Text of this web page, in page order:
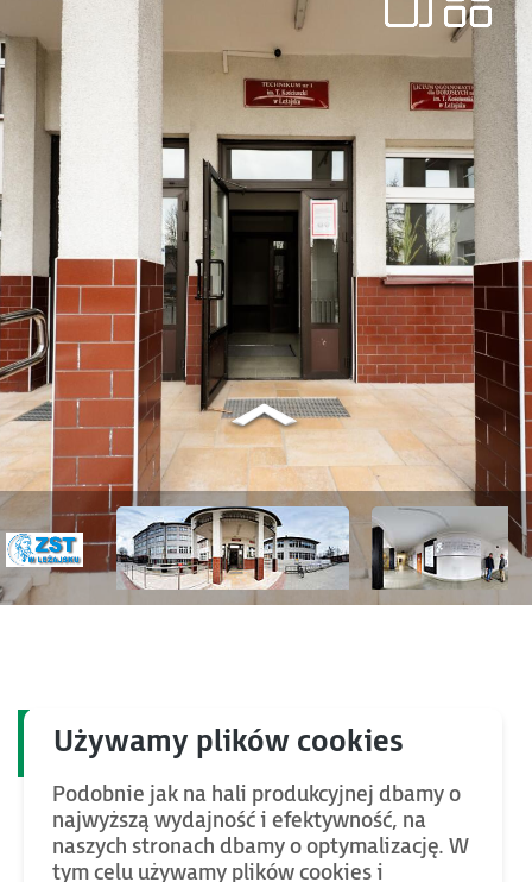
Klasy patronackie ASTOR – jak to
działa?
Podobnie jak na hali produkcyjnej dbamy o
najwyższą wydajność i efektywność, na
naszych stronach dbamy o optymalizację. W
tym celu używamy plików cookies i